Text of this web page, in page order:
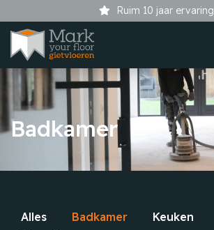
Ruim 10 jaar ervaring
Badkamer
Alles Badkamer Keuken